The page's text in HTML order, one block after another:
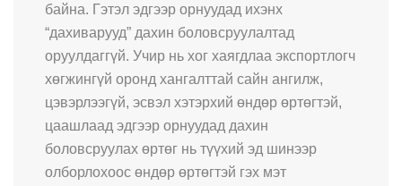
байна. Гэтэл эдгээр орнуудад ихэнх
“дахиварууд” дахин боловсруулалтад
оруулдаггүй. Учир нь хог хаягдлаа экспортлогч
хөгжингүй оронд хангалттай сайн ангилж,
цэвэрлээгүй, эсвэл хэтэрхий өндөр өртөгтэй,
цаашлаад эдгээр орнуудад дахин
боловсруулах өртөг нь түүхий эд шинээр
олборлохоос өндөр өртөгтэй гэх мэт